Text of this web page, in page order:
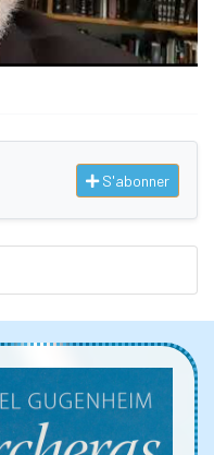
S'abonner